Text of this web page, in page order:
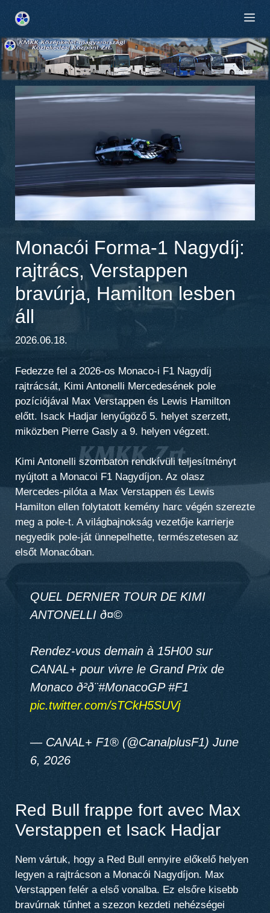
tartalomba
Monacói Forma-1 Nagydíj:
rajtrács, Verstappen
bravúrja, Hamilton lesben
áll
2026.06.18.
Fedezze fel a 2026-os Monaco-i F1 Nagydíj
rajtrácsát, Kimi Antonelli Mercedesének pole
pozíciójával Max Verstappen és Lewis Hamilton
előtt. Isack Hadjar lenyűgöző 5. helyet szerzett,
miközben Pierre Gasly a 9. helyen végzett.
Kimi Antonelli szombaton rendkívüli teljesítményt
nyújtott a Monacoi F1 Nagydíjon. Az olasz
Mercedes-pilóta a Max Verstappen és Lewis
Hamilton ellen folytatott kemény harc végén szerezte
meg a pole-t. A világbajnokság vezetője karrierje
negyedik pole-ját ünnepelhette, természetesen az
elsőt Monacóban.
QUEL DERNIER TOUR DE KIMI
ANTONELLI ð¤©
Rendez-vous demain à 15H00 sur
CANAL+ pour vivre le Grand Prix de
Monaco ð²ð¨#MonacoGP #F1
pic.twitter.com/sTCkH5SUVj
— CANAL+ F1® (@CanalplusF1) June
6, 2026
Red Bull frappe fort avec Max
Verstappen et Isack Hadjar
Nem vártuk, hogy a Red Bull ennyire előkelő helyen
legyen a rajtrácson a Monacói Nagydíjon. Max
Verstappen felér a első vonalba. Ez elsőre kisebb
bravúrnak tűnhet a szezon kezdeti nehézségei